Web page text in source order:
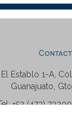
El Establo 1-A,
Guanajuato,
+52 (473)